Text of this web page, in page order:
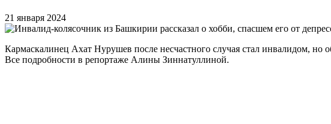
21 января 2024
Кармаскалинец Ахат Нурушев после несчастного случая стал инвалидом,
Все подробности в репортаже Алины Зиннатуллиной.